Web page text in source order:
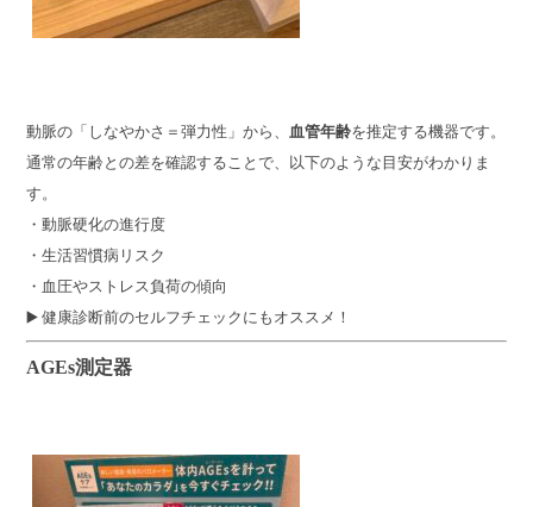
動脈の「しなやかさ＝弾力性」から、血管年齢を推定する機器です。
通常の年齢との差を確認することで、以下のような目安がわかりま
す。
・動脈硬化の進行度
・生活習慣病リスク
・血圧やストレス負荷の傾向
▶️ 健康診断前のセルフチェックにもオススメ！
AGEs測定器